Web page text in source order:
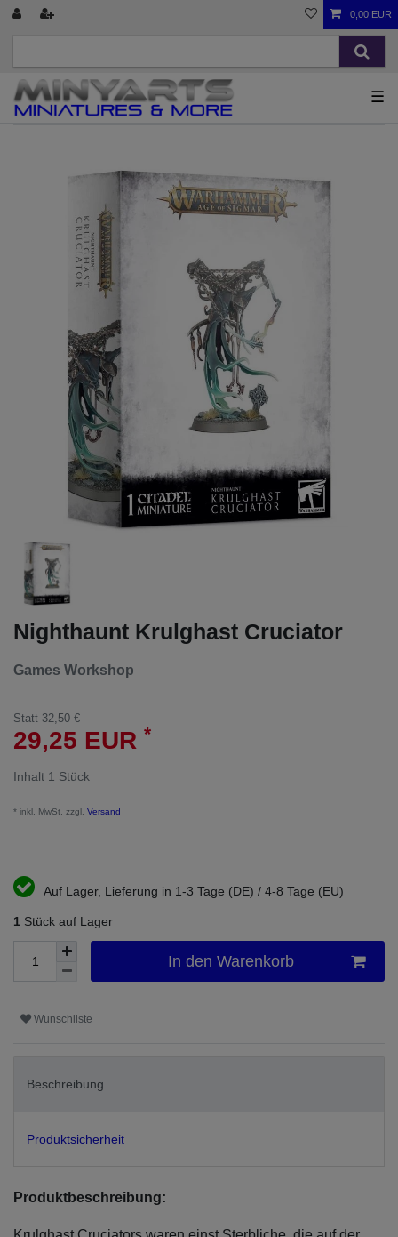
0,00 EUR
☰
Nighthaunt Krulghast Cruciator
Games Workshop
Statt 32,50 €
29,25 EUR *
Inhalt 1 Stück
* inkl. MwSt. zzgl. Versand
Auf Lager, Lieferung in 1-3 Tage (DE) / 4-8 Tage (EU)
1 Stück auf Lager
In den Warenkorb
Wunschliste
Beschreibung
Produktsicherheit
Produktbeschreibung: